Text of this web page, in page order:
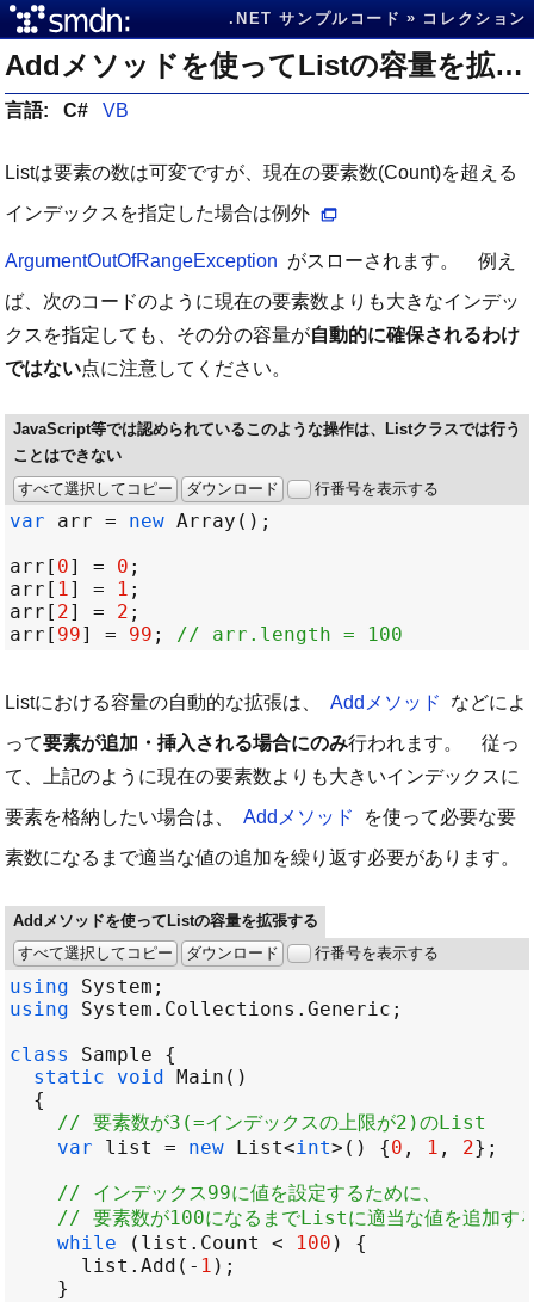
.NET サンプルコード コレクション
Addメソッドを使ってListの容量を拡張する
言語: C# VB
Listは要素の数は可変ですが、現在の要素数(Count)を超える
インデックスを指定した場合は例外
ArgumentOutOfRangeException がスローされます。 例え
ば、次のコードのように現在の要素数よりも大きなインデッ
クスを指定しても、その分の容量が自動的に確保されるわけ
ではない点に注意してください。
JavaScript等では認められているこのような操作は、Listクラスでは行う
ことはできない
すべて選択してコピー
ダウンロード 行番号を表示する
var arr = new Array ();
arr [ 0] = 0 ;
arr [ 1] = 1 ;
arr [ 2] = 2 ;
arr [ 99] = 99 ; // arr.length = 100
Listにおける容量の自動的な拡張は、 Addメソッド
などによ
って要素が追加・挿入される場合にのみ行われます。 従っ
て、上記のように現在の要素数よりも大きいインデックスに
要素を格納したい場合は、
Addメソッド
を使って必要な要
素数になるまで適当な値の追加を繰り返す必要があります。
Addメソッドを使ってListの容量を拡張する
すべて選択してコピー
ダウンロード 行番号を表示する
using System
using
System . Collections . Generic
class
Sample
static
void Main
// 要素数が3(=インデックスの上限が2)のList
var
list = new List<int> () {0 , 1 , 2
// インデックス99に値を設定するために、
// 要素数が100になるまでListに適当な値を追加す
while ( list . Count < 100
list . Add ( - 1